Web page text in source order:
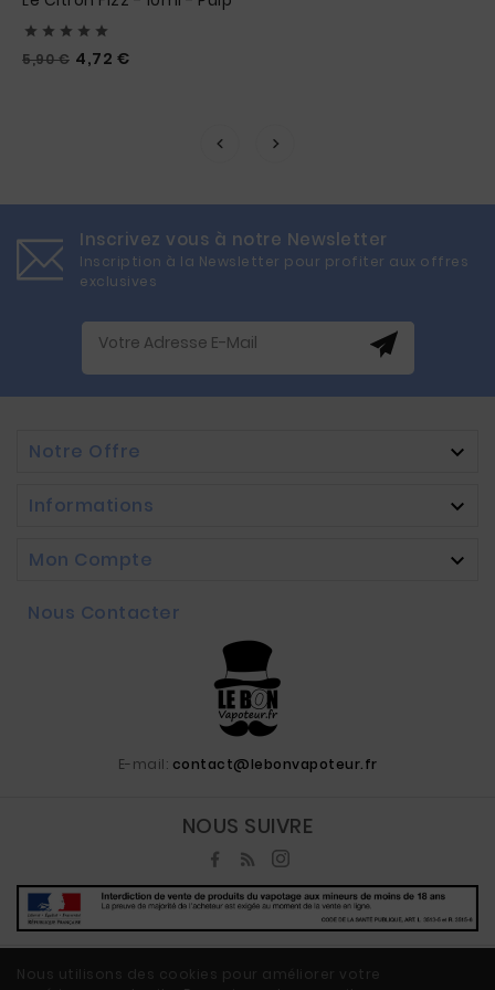
Nous utilisons des cookies pour améliorer votre
    
5,90 € Prix
4,72 €
Inscrivez vous à notre Newsletter
Inscription à la Newsletter pour profiter aux offres
exclusives
Notre Offre 
Informations 
Mon Compte 
Nous Contacter
E-mail: contact@lebonvapoteur.fr
NOUS SUIVRE